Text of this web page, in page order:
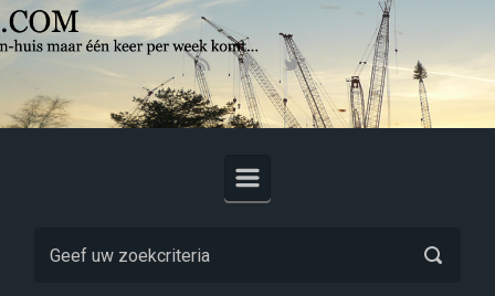
Skip to main content